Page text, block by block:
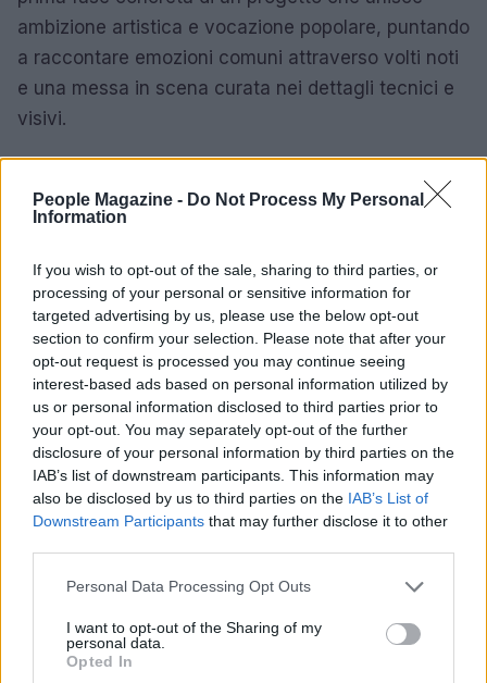
People Magazine - Do Not Process My Personal
Information
If you wish to opt-out of the sale, sharing to third parties, or
processing of your personal or sensitive information for
targeted advertising by us, please use the below opt-out
section to confirm your selection. Please note that after your
opt-out request is processed you may continue seeing
interest-based ads based on personal information utilized by
us or personal information disclosed to third parties prior to
your opt-out. You may separately opt-out of the further
disclosure of your personal information by third parties on the
IAB’s list of downstream participants. This information may
also be disclosed by us to third parties on the IAB’s List of
Downstream Participants that may further disclose it to other
Please note that this website/app uses one or more Google
not limited to your visit or usage behaviour. You may click to
grant or deny consent to Google and its third-party tags to
use your data for below specified purposes in below Google
Personal Data Processing Opt Outs
I want to opt-out of the Sharing of my
personal data.
Opted In
ambizione artistica e vocazione popolare, puntando
a raccontare emozioni comuni attraverso volti noti
e una messa in scena curata nei dettagli tecnici e
visivi.
Nella gioia e nel doloresi presenta come un
lavoro che fonde estetica autoriale e appeal di
massa, con
Amanda Lear chiamata a incarnare
una presenza centrale nel racconto sulla memoria
e sui legami umani. L’appuntamento nelle sale è
fissato per Natale 2026, quando il pubblico potrà
valutare il risultato di questa nuova tappa nella
filmografia di Özpetek.
AUTORE
Cristian Castiglioni
Cristian Castiglioni, veneziano, iniziò come
blogger dopo aver postato una guida sui
reazione spinse la sua trasformazione in
redattore. Cura contenuti amichevoli e porta in
redazione appunti fotografici di vaporetto e